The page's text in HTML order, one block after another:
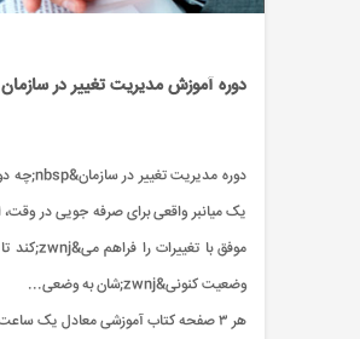
دوره آموزش مدیریت تغییر در سازمان
وضعیت کنونی&zwnj;شان به وضعی...
هر ۳ صفحه کتاب آموزشی معادل یک ساعت آموزش می باشد.